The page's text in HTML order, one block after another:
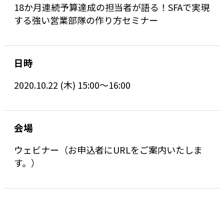
18か月連続予算達成の担当者が語る！SFAで実現
する強い営業部隊の作り方セミナー
日時
2020.10.22 (木) 15:00～16:00
会場
ウェビナー（お申込者にURLをご案内いたしま
す。）